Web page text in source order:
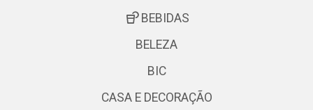
BEBIDAS
BELEZA
BIC
CASA E DECORAÇÃO